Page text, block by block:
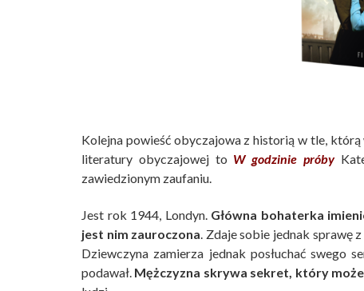
Kolejna powieść obyczajowa z historią w tle,
literatury obyczajowej to W godzinie próby
zawiedzionym zaufaniu.
Jest rok 1944, Londyn. Główna bohaterka
jest nim zauroczona. Zdaje sobie jednak sprawę
Dziewczyna zamierza jednak posłuchać
podawał. Mężczyzna skrywa sekret, który może